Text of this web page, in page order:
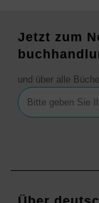
Jetzt zum
und über alle